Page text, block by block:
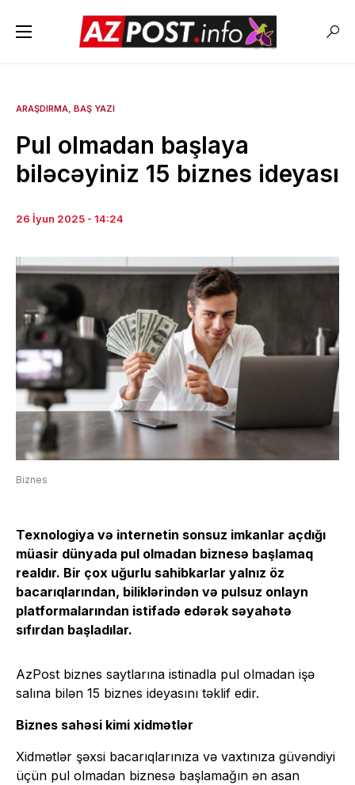
ARAŞDIRMA BAŞ YAZI
Pul olmadan başlaya
biləcəyiniz 15 biznes ideyası
26 İyun 2025 - 14:24
Biznes
Texnologiya və internetin sonsuz imkanlar açdığı
müasir dünyada pul olmadan biznesə başlamaq
realdır. Bir çox uğurlu sahibkarlar yalnız öz
bacarıqlarından, biliklərindən və pulsuz onlayn
platformalarından istifadə edərək səyahətə
sıfırdan başladılar.
AzPost biznes saytlarına istinadla pul olmadan işə
salına bilən 15 biznes ideyasını təklif edir.
Biznes sahəsi kimi xidmətlər
Xidmətlər şəxsi bacarıqlarınıza və vaxtınıza güvəndiyi
üçün pul olmadan biznesə başlamağın ən asan